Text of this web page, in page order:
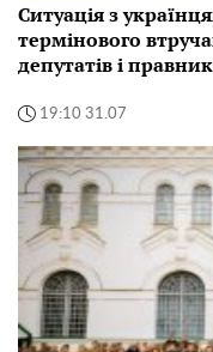
Ситуація з
термінового
депутатів і
19:10 31.07